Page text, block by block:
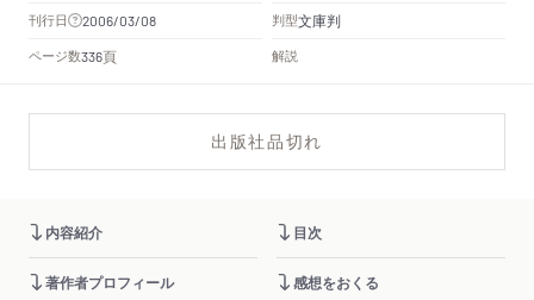
刊行日 2006/03/08 判型文庫判
ページ数336頁 解説
出版社品切れ
内容紹介 目次
著作者プロフィール 感想をおくる